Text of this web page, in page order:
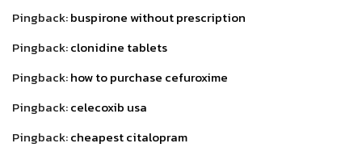
Pingback:buspirone without prescription
Pingback:clonidine tablets
Pingback:how to purchase cefuroxime
Pingback:celecoxib usa
Pingback:cheapest citalopram